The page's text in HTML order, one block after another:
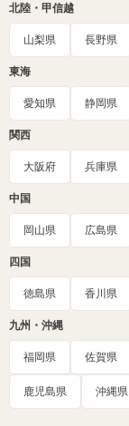
北陸・甲信越
山梨県 長野県
東海
愛知県 静岡県
関西
大阪府 兵庫県
中国
岡山県 広島県
四国
徳島県 香川県
九州・沖縄
福岡県 佐賀県
鹿児島県 沖縄県